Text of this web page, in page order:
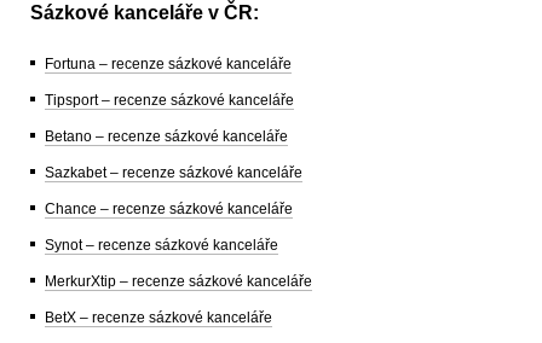
Sázkové kanceláře v ČR:
Fortuna – recenze sázkové kanceláře
Tipsport – recenze sázkové kanceláře
Betano – recenze sázkové kanceláře
Sazkabet – recenze sázkové kanceláře
Chance – recenze sázkové kanceláře
Synot – recenze sázkové kanceláře
MerkurXtip – recenze sázkové kanceláře
BetX – recenze sázkové kanceláře